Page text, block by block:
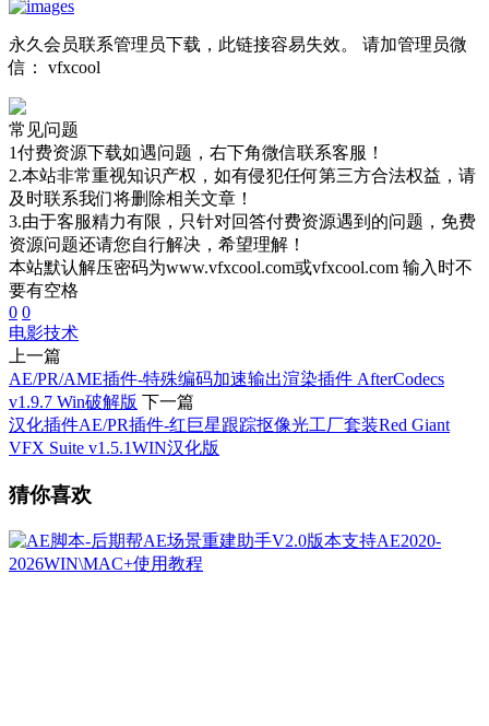
永久会员联系管理员下载，此链接容易失效。 请加管理员微
信： vfxcool
常见问题
1付费资源下载如遇问题，右下角微信联系客服！
2.本站非常重视知识产权，如有侵犯任何第三方合法权益，请
及时联系我们将删除相关文章！
3.由于客服精力有限，只针对回答付费资源遇到的问题，免费
资源问题还请您自行解决，希望理解！
本站默认解压密码为www.vfxcool.com或vfxcool.com 输入时不
要有空格
0 0
电影技术
上一篇
AE/PR/AME插件-特殊编码加速输出渲染插件 AfterCodecs
v1.9.7 Win破解版 下一篇
汉化插件AE/PR插件-红巨星跟踪抠像光工厂套装Red Giant
VFX Suite v1.5.1WIN汉化版
猜你喜欢